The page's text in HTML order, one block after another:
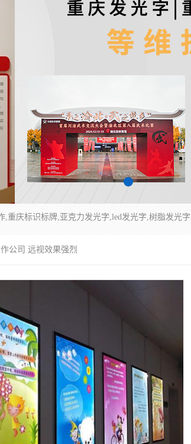
公司 远视效果强烈